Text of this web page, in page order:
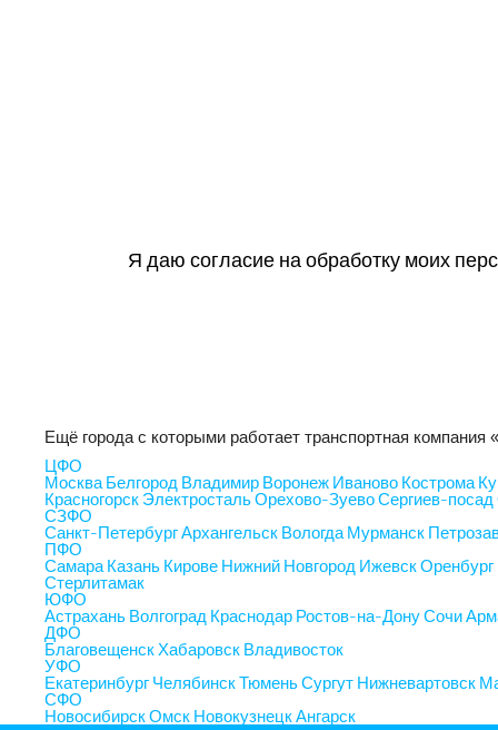
Я даю согласие на обработку моих
Ещё города с которыми работает транспортная
ЦФО
МоскваБелгородВладимирВоронежИвановоКострома
КрасногорскЭлектростальОрехово-ЗуевоСергиев-посад
СЗФО
Санкт-ПетербургАрхангельскВологдаМурманск
ПФО
СамараКазаньКировеНижний НовгородИжевскОренбург
Стерлитамак
ЮФО
АстраханьВолгоградКраснодарРостов-на-ДонуСочи
ДФО
БлаговещенскХабаровскВладивосток
УФО
ЕкатеринбургЧелябинскТюменьСургутНижневартовск
СФО
НовосибирскОмскНовокузнецкАнгарск